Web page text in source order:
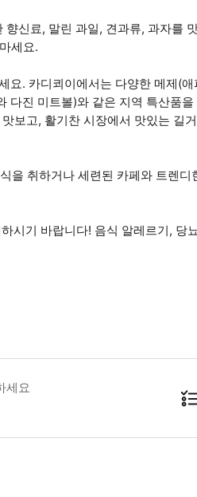
신료, 말린 과일, 견과류, 과자를
세요.
요. 카디쾨이에서는 다양한 메제(애
다진 미트볼)와 같은 지역 특산품을
보고, 활기찬 시장에서 맛있는 길
을 취하거나 세련된 카페와 트렌디
시기 바랍니다! 음식 알레르기, 당
음식 알레르기, 당뇨 질환 또는 특정
세요